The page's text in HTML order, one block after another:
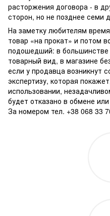
расторжения договора - в
сторон, но не позднее семи
На заметку любителям
товар «на прокат» и потом
подошедший: в
товарный вид, в магазине
если у продавца возникнут
экспертизу, которая
использовании,
будет отказано в обмене
За номером тел. +38 068 33